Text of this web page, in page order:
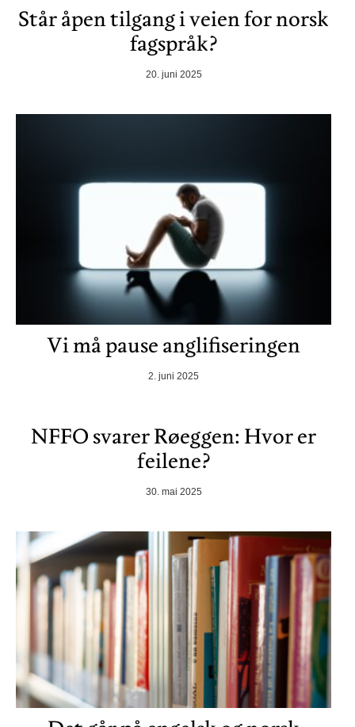
Står åpen tilgang i veien for norsk
fagspråk?
20. juni 2025
Vi må pause anglifiseringen
2. juni 2025
NFFO svarer Røeggen: Hvor er
feilene?
30. mai 2025